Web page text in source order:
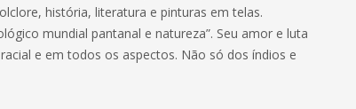
história, literatura e pinturas em telas.
mundial pantanal e natureza”. Seu amor e luta
e em todos os aspectos. Não só dos índios e